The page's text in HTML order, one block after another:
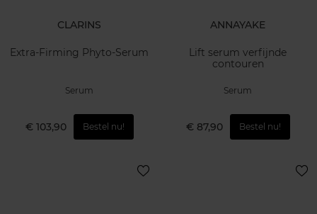
CLARINS
Extra-Firming Phyto-Serum
Serum
€ 103,90 Bestel nu!
ANNAYAKE
Lift serum verfijnde
contouren
Serum
€ 87,90 Bestel nu!